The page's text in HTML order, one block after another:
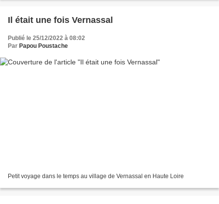
Il était une fois Vernassal
Publié le 25/12/2022 à 08:02
Par Papou Poustache
Petit voyage dans le temps au village de Vernassal en Haute Loire